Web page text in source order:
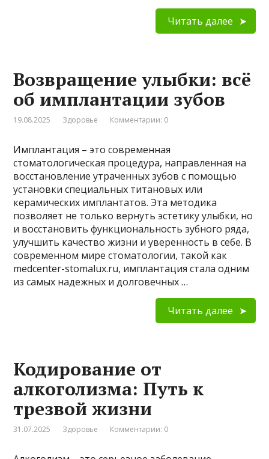
Читать далее
Возвращение улыбки: всё
об имплантации зубов
19.08.2025 Здоровье Комментарии: 0
Имплантация – это современная
стоматологическая процедура, направленная на
восстановление утраченных зубов с помощью
установки специальных титановых или
керамических имплантатов. Эта методика
позволяет не только вернуть эстетику улыбки, но
и восстановить функциональность зубного ряда,
улучшить качество жизни и уверенность в себе. В
современном мире стоматологии, такой как
medcenter-stomalux.ru, имплантация стала одним
из самых надежных и долговечных …
Читать далее
Кодирование от
алкоголизма: Путь к
трезвой жизни
31.07.2025 Здоровье Комментарии: 0